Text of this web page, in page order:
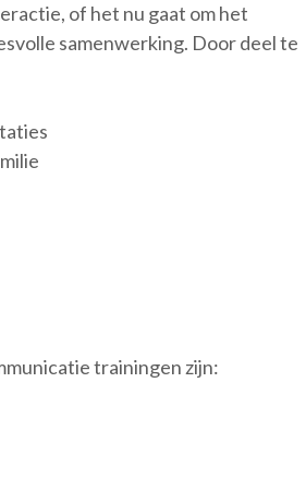
of het nu gaat om het
samenwerking. Door deel te
trainingen zijn: